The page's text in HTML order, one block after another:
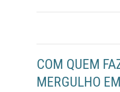
COM QUEM
MERGULHO